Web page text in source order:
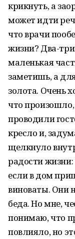
крикнуть, а
может идти
что врачи
жизни? Два-три
маленькая
заметишь, а
золота. Очень
что произошло,
проводили
кресло и,
щелкнуло
радости
если в дом
виноваты. Они
беда. Но мне,
понимаю, что
повлияло, но